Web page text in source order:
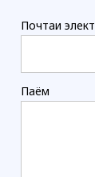
Почтаи
Паём